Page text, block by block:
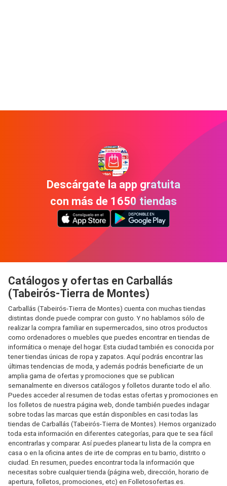
Descárgate la app gratuita
con más de 1650 tiendas
Catálogos y ofertas en Carballás
(Tabeirós-Tierra de Montes)
Carballás (Tabeirós-Tierra de Montes) cuenta con muchas tiendas
distintas donde puede comprar con gusto. Y no hablamos sólo de
realizar la compra familiar en supermercados, sino otros productos
como ordenadores o muebles que puedes encontrar en tiendas de
informática o menaje del hogar. Esta ciudad también es conocida por
tener tiendas únicas de ropa y zapatos. Aquí podrás encontrar las
últimas tendencias de moda, y además podrás beneficiarte de un
amplia gama de ofertas y promociones que se publican
semanalmente en diversos catálogos y folletos durante todo el año.
Puedes acceder al resumen de todas estas ofertas y promociones en
los folletos de nuestra página web, donde también puedes indagar
sobre todas las marcas que están disponibles en casi todas las
tiendas de Carballás (Tabeirós-Tierra de Montes). Hemos organizado
toda esta información en diferentes categorías, para que te sea fácil
encontrarlas y comparar. Así puedes planear tu lista de la compra en
casa o en la oficina antes de irte de compras en tu barrio, distrito o
ciudad. En resumen, puedes encontrar toda la información que
necesitas sobre cualquier tienda (página web, dirección, horario de
apertura, folletos, promociones, etc) en Folletosofertas.es.